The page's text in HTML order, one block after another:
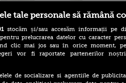
„recomandat investiţiilor”,
tale personale să rămână
stocăm și/sau accesăm informații pe
prelucrarea datelor cu caracter
clic mai jos sau în orice moment,
vor fi raportate partenerilor
de socializare si agentiile de